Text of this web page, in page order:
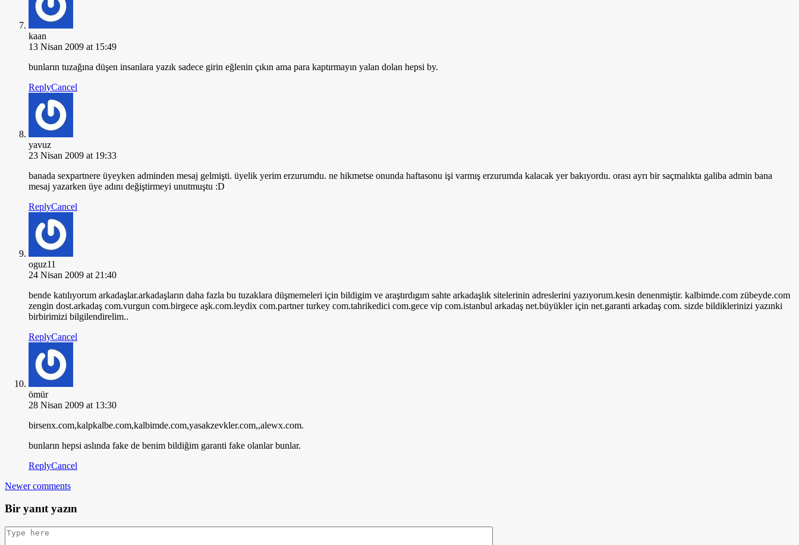
kaan
13 Nisan 2009 at 15:49
bunların tuzağına düşen insanlara yazık sadece girin eğlenin çıkın ama para kaptırmayın yalan dolan hepsi by.
ReplyCancel
yavuz
23 Nisan 2009 at 19:33
banada sexpartnere üyeyken adminden mesaj gelmişti. üyelik yerim erzurumdu. ne hikmetse onunda haftasonu işi varmış erzurumda kalacak yer bakıyordu. orası ayrı bir saçmalıkta galiba admin bana
mesaj yazarken üye adını değiştirmeyi unutmuştu :D
ReplyCancel
oguz11
24 Nisan 2009 at 21:40
bende katılıyorum arkadaşlar.arkadaşların daha fazla bu tuzaklara düşmemeleri için bildigim ve araştırdıgım sahte arkadaşlık sitelerinin adreslerini yazıyorum.kesin denenmiştir. kalbimde.com zübeyde.com
zengin dost.arkadaş com.vurgun com.birgece aşk.com.leydix com.partner turkey com.tahrikedici com.gece vip com.istanbul arkadaş net.büyükler için net.garanti arkadaş com. sizde bildiklerinizi yazınki
birbirimizi bilgilendirelim..
ReplyCancel
ömür
28 Nisan 2009 at 13:30
birsenx.com,kalpkalbe.com,kalbimde.com,yasakzevkler.com,,alewx.com.
bunların hepsi aslında fake de benim bildiğim garanti fake olanlar bunlar.
ReplyCancel
Newer comments
Bir yanıt yazın